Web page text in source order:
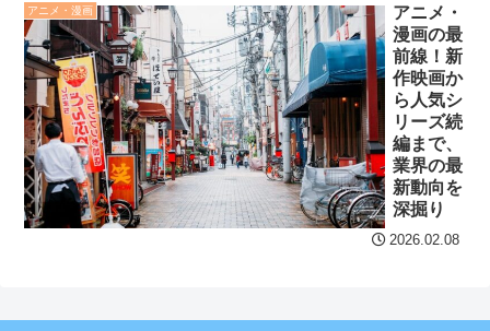
沈むなｗｗｗｗｗ NEW!
熊本県被災者、わがまま
になってきた NEW!
【阪神】大竹耕太郎、勝
利インタビューで涙「当た
り前に野球ができる、そう
じゃない」
を餌に誘き出す作戦！
セ・リーグ出塁回数ラン
キング 直近3週間｜2026年
8/3まで
【地獄のような聴聞会】
Ｗ杯１次Ｌ敗退の韓国 議員
が「なぜ負けたのか？」ソ
ン・フンミン先発落ちは
「監督の報復」
アニメ・漫画
アニメ・
漫画の最
前線！新
作映画か
ら人気シ
リーズ続
編まで、
業界の最
新動向を
深掘り
2026.02.08